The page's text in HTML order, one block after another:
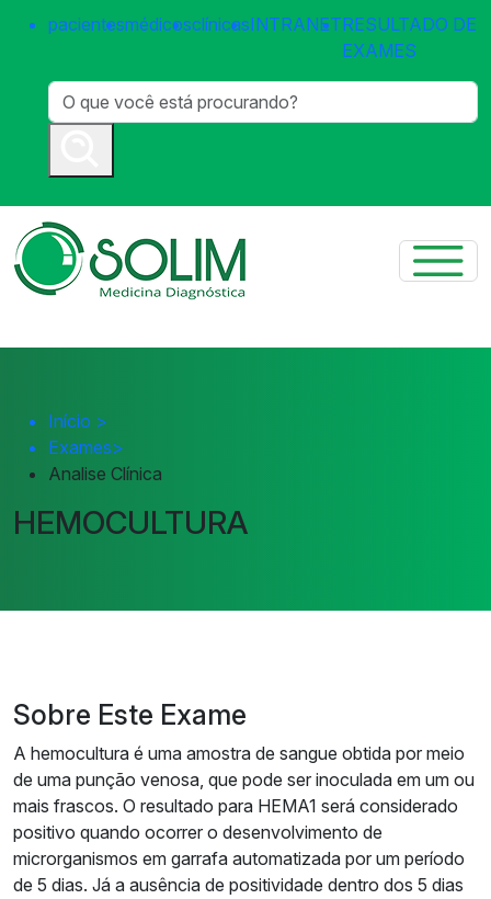
pacientesmédicosclínicasINTRANETRESULTADO DE
EXAMES
Início >
Exames>
Analise Clínica
HEMOCULTURA
Sobre Este Exame
A hemocultura é uma amostra de sangue obtida por meio
de uma punção venosa, que pode ser inoculada em um ou
mais frascos. O resultado para HEMA1 será considerado
positivo quando ocorrer o desenvolvimento de
microrganismos em garrafa automatizada por um período
de 5 dias. Já a ausência de positividade dentro dos 5 dias